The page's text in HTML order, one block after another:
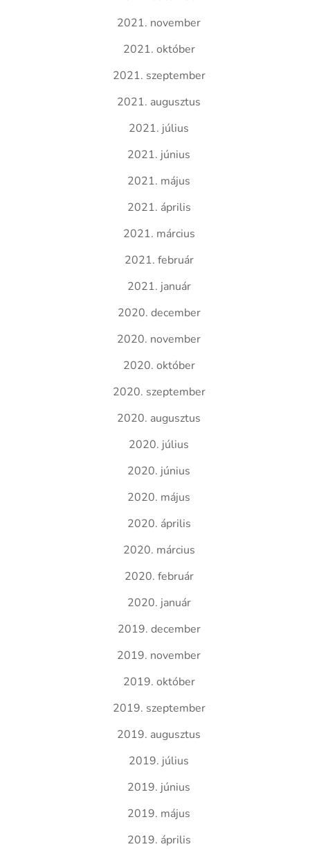
2021. november
2021. október
2021. szeptember
2021. augusztus
2021. július
2021. június
2021. május
2021. április
2021. március
2021. február
2021. január
2020. december
2020. november
2020. október
2020. szeptember
2020. augusztus
2020. július
2020. június
2020. május
2020. április
2020. március
2020. február
2020. január
2019. december
2019. november
2019. október
2019. szeptember
2019. augusztus
2019. július
2019. június
2019. május
2019. április